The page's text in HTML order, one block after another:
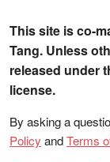
This site is co-
Tang. Unless
released under
license.
By asking a
Policy andTerms